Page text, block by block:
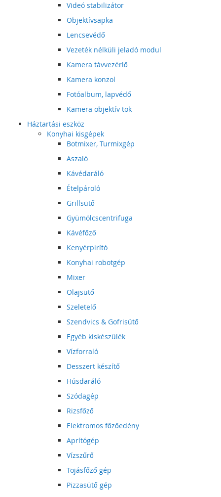
Videó stabilizátor
Objektívsapka
Lencsevédő
Vezeték nélküli jeladó modul
Kamera távvezérlő
Kamera konzol
Fotóalbum, lapvédő
Kamera objektív tok
Háztartási eszköz
Konyhai kisgépek
Botmixer, Turmixgép
Aszaló
Kávédaráló
Ételpároló
Grillsütő
Gyümölcscentrifuga
Kávéfőző
Kenyérpirító
Konyhai robotgép
Mixer
Olajsütő
Szeletelő
Szendvics & Gofrisütő
Egyéb kiskészülék
Vízforraló
Desszert készítő
Húsdaráló
Szódagép
Rizsfőző
Elektromos főzőedény
Aprítógép
Vízszűrő
Tojásfőző gép
Pizzasütő gép